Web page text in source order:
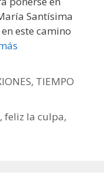
Santísima
este camino
, TIEMPO
,feliz la culpa,